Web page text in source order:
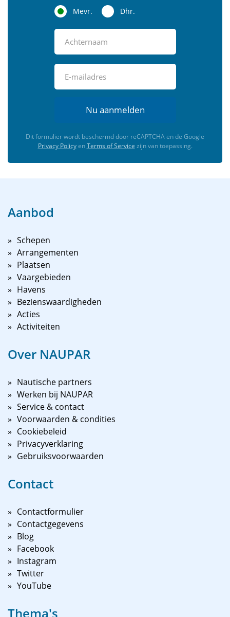
Mevr. Dhr.
Nu aanmelden
Dit formulier wordt beschermd door reCAPTCHA en de Google
Privacy PolicyenTerms of Service zijn van toepassing.
Aanbod
Schepen
Arrangementen
Plaatsen
Vaargebieden
Havens
Bezienswaardigheden
Acties
Activiteiten
Over NAUPAR
Nautische partners
Werken bij NAUPAR
Service & contact
Voorwaarden & condities
Cookiebeleid
Privacyverklaring
Gebruiksvoorwaarden
Contact
Contactformulier
Contactgegevens
Blog
Facebook
Instagram
Twitter
YouTube
Thema's